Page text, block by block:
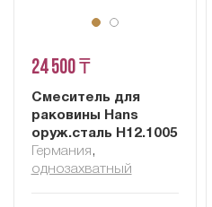
24 500 ₸
Смеситель для
раковины Hans
оруж.сталь H12.1005
Германия ,
однозахватный